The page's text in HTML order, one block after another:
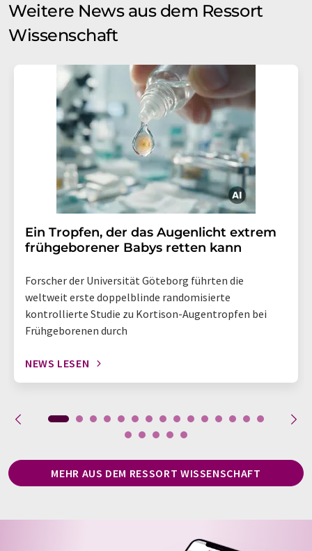
Weitere News aus dem Ressort
Wissenschaft
Ein Tropfen, der das Augenlicht extrem
frühgeborener Babys retten kann
Forscher der Universität Göteborg führten die
weltweit erste doppelblinde randomisierte
kontrollierte Studie zu Kortison-Augentropfen bei
Frühgeborenen durch
NEWS LESEN
MEHR AUS DEM RESSORT WISSENSCHAFT